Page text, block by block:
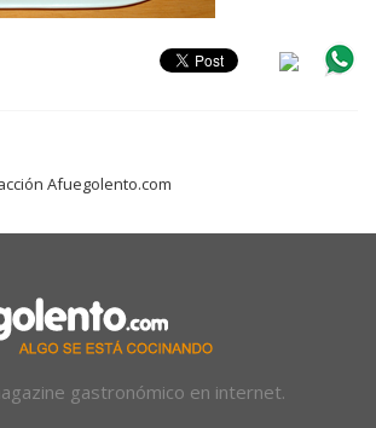
Afuegolento.com
gastronómico en internet.